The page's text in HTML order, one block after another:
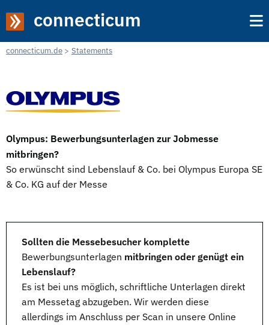
connecticum
connecticum.de Statements
Olympus: Bewerbungsunterlagen zur Jobmesse
mitbringen?
So erwünscht sind Lebenslauf & Co. bei Olympus Europa SE
& Co. KG auf der Messe
Sollten die Messebesucher komplette
Bewerbungsunterlagen mitbringen oder genügt ein
Lebenslauf?
Es ist bei uns möglich, schriftliche Unterlagen direkt
am Messetag abzugeben. Wir werden diese
allerdings im Anschluss per Scan in unsere Online